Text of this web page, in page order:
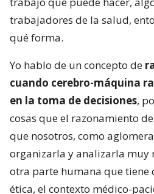
trabajadores de la salud,
qué forma.
Yo hablo de un concepto de
cuando cerebro-máquina
en la toma de decisiones,
cosas que el razonamiento
que nosotros, como
organizarla y analizarla muy
otra parte humana que tiene
ética, el contexto médico-